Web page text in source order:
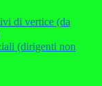
di vertice (da
(dirigenti non